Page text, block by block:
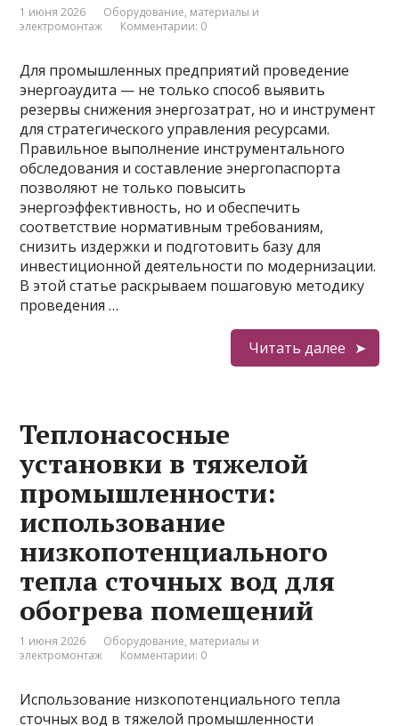
1 июня 2026
Оборудование, материалы и
электромонтаж
Комментарии: 0
Для промышленных предприятий проведение
энергоаудита — не только способ выявить
резервы снижения энергозатрат, но и инструмент
для стратегического управления ресурсами.
Правильное выполнение инструментального
обследования и составление энергопаспорта
позволяют не только повысить
энергоэффективность, но и обеспечить
соответствие нормативным требованиям,
снизить издержки и подготовить базу для
инвестиционной деятельности по модернизации.
В этой статье раскрываем пошаговую методику
проведения …
Читать далее
Теплонасосные
установки в тяжелой
промышленности:
использование
низкопотенциального
тепла сточных вод для
обогрева помещений
1 июня 2026
Оборудование, материалы и
электромонтаж
Комментарии: 0
Использование низкопотенциального тепла
сточных вод в тяжелой промышленности